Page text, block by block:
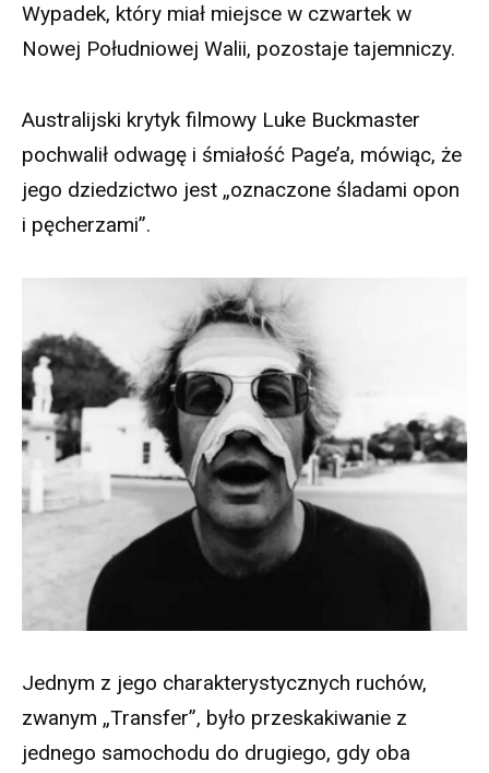
Wypadek, który miał miejsce w czwartek w
Nowej Południowej Walii, pozostaje tajemniczy.
Australijski krytyk filmowy Luke Buckmaster
pochwalił odwagę i śmiałość Page’a, mówiąc, że
jego dziedzictwo jest „oznaczone śladami opon
i pęcherzami”.
Jednym z jego charakterystycznych ruchów,
zwanym „Transfer”, było przeskakiwanie z
jednego samochodu do drugiego, gdy oba